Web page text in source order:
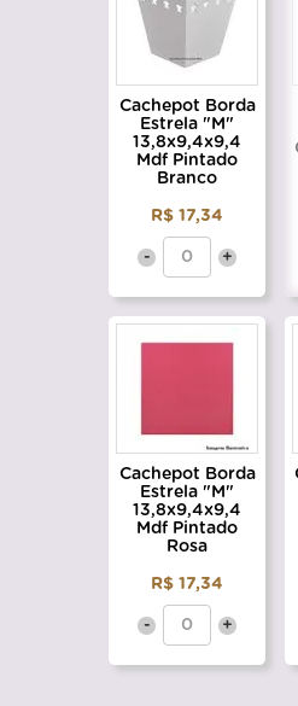
Cachepot Borda
Estrela "M"
13,8x9,4x9,4
Mdf Pintado
Branco
R$ 17,34
- +
Cachepot Borda
Estrela "M"
13,8x9,4x9,4
Mdf Pintado
Rosa
R$ 17,34
- +